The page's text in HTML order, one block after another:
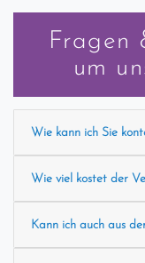
Fragen
um
Wie kann ich Sie
Wie viel kostet der
Kann ich auch aus